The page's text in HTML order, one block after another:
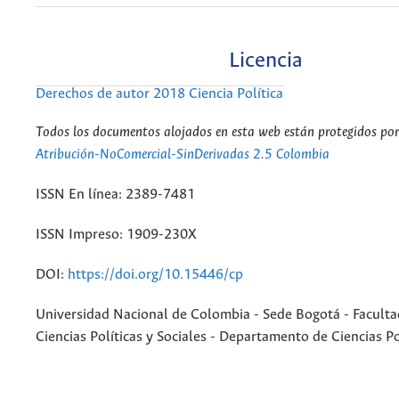
Licencia
Derechos de autor 2018 Ciencia Política
Todos los documentos alojados en esta web están protegidos
Atribución-NoComercial-SinDerivadas 2.5 Colombia
ISSN En línea: 2389-7481
ISSN Impreso: 1909-230X
DOI: https://doi.org/10.15446/cp
Universidad Nacional de Colombia - Sede Bogotá -
Ciencias Políticas y Sociales - Departamento de Ciencias